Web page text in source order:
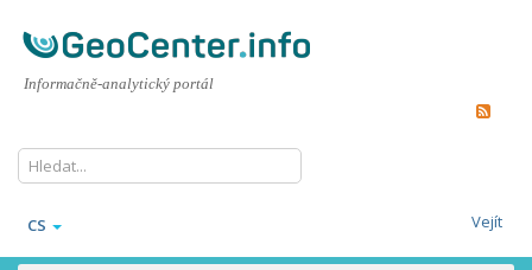
Informačně-analytický portál
CS Vejít